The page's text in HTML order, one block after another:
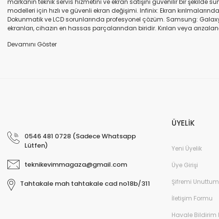
markanın teknik servis hizmetini ve ekran satışını güvenilir bir şekilde
modelleri için hızlı ve güvenli ekran değişimi. Infinix: Ekran
Dokunmatik ve LCD sorunlarında profesyonel çözüm. Samsung:
ekranları, cihazın en hassas parçalarından biridir. Kırılan veya
uyumlu olup olmadığına dikkat ediniz. HK-ZY-A.Kalite ekran: Daha
0546 481 0728 (Sadece Whatsapp
Lütfen)
teknikevimmagaza@gmail.com
Tahtakale mah tahtakale cad no18b/311
ÜYELİK
Yeni Üyelik
Üye Girişi
Şifremi Unuttum
İletişim Formu
Havale Bildirim